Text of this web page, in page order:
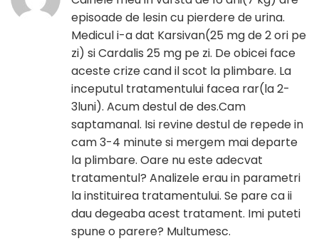
episoade de lesin cu pierdere de urina.
Medicul i-a dat Karsivan(25 mg de 2 ori pe
zi) si Cardalis 25 mg pe zi. De obicei face
aceste crize cand il scot la plimbare. La
inceputul tratamentului facea rar(la 2-
3luni). Acum destul de des.Cam
saptamanal. Isi revine destul de repede in
cam 3-4 minute si mergem mai departe
la plimbare. Oare nu este adecvat
tratamentul? Analizele erau in parametri
la instituirea tratamentului. Se pare ca ii
dau degeaba acest tratament. Imi puteti
spune o parere? Multumesc.